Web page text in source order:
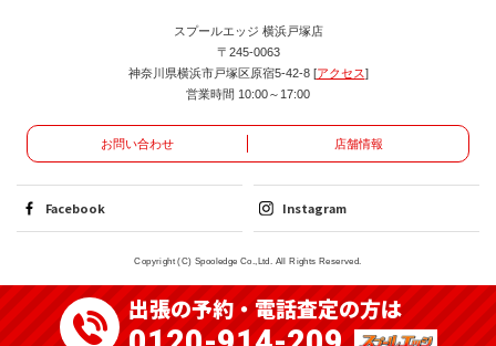
スプールエッジ 横浜戸塚店
〒245-0063
神奈川県横浜市戸塚区原宿5-42-8 [アクセス]
営業時間 10:00～17:00
お問い合わせ 店舗情報
Facebook Instagram
Copyright (C) Spooledge Co.,Ltd. All Rights Reserved.
出張の予約・電話査定の方は